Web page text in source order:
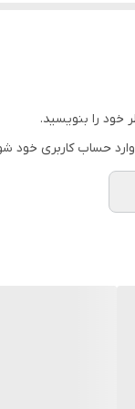
خود را بنویسید.
وارد حساب کاربری خود